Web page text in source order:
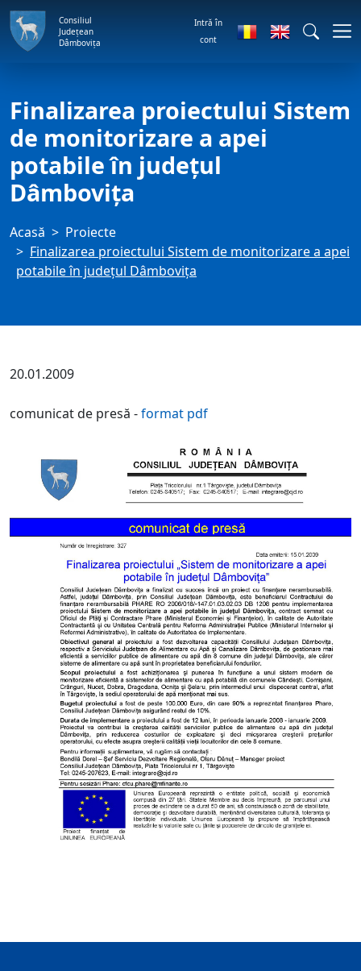
Consiliul
Județean
Dâmbovița
Intră în
cont
Finalizarea proiectului Sistem
de monitorizare a apei
potabile în judeţul
Dâmboviţa
Acasă
Proiecte
Finalizarea proiectului Sistem de monitorizare a apei
potabile în judeţul Dâmboviţa
20.01.2009
comunicat de presă -format pdf